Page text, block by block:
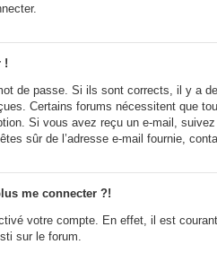
!
de passe. Si ils sont corrects, il y
Certains forums nécessitent que
Si vous avez reçu un e-mail,
sûr de l’adresse e-mail fournie,
me connecter ?!
votre compte. En effet, il est
sur le forum.